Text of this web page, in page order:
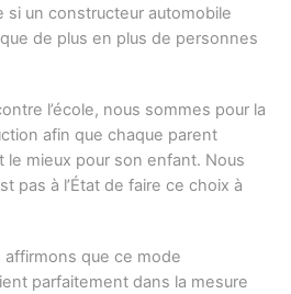
si un constructeur automobile
de plus en plus de personnes
l’école, nous sommes pour la
afin que chaque parent
le mieux pour son enfant. Nous
pas à l’État de faire ce choix à
affirmons que ce mode
parfaitement dans la mesure